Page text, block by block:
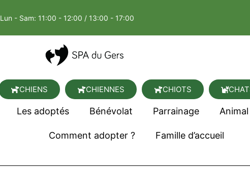
Lun - Sam: 11:00 - 12:00 / 13:00 - 17:00
CHIENS CHIENNES CHIOTS
Les adoptés Bénévolat Parrainage
Comment adopter ? Famille d’accueil